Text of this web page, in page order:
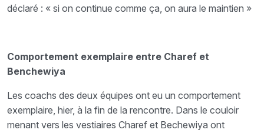
déclaré : « si on continue comme ça, on aura le maintien »
Comportement exemplaire entre Charef et
Benchewiya
Les coachs des deux équipes ont eu un comportement
exemplaire, hier, à la fin de la rencontre. Dans le couloir
menant vers les vestiaires Charef et Bechewiya ont